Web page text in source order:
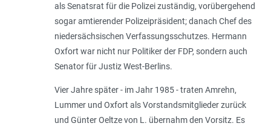
als Senatsrat für die Polizei zuständig, vorübergehend
sogar amtierender Polizeipräsident; danach Chef des
niedersächsischen Verfassungsschutzes. Hermann
Oxfort war nicht nur Politiker der FDP, sondern auch
Senator für Justiz West-Berlins.
Vier Jahre später - im Jahr 1985 - traten Amrehn,
Lummer und Oxfort als Vorstandsmitglieder zurück
und Günter Oeltze von L. übernahm den Vorsitz. Es